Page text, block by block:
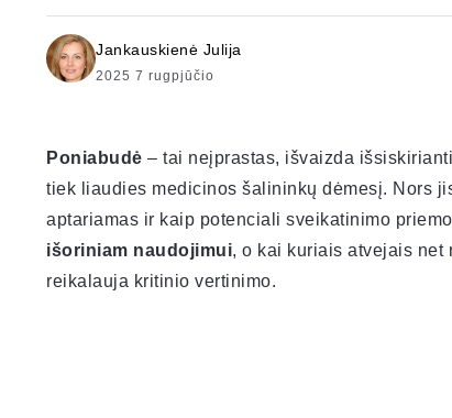
Jankauskienė Julija
2025 7 rugpjūčio
Poniabudė – tai neįprastas, išvaizda
tiek liaudies medicinos šalininkų dėmesį. Nors
aptariamas ir kaip potenciali sveikatinimo
išoriniam naudojimui, o kai kuriais atvejais net
reikalauja kritinio vertinimo.